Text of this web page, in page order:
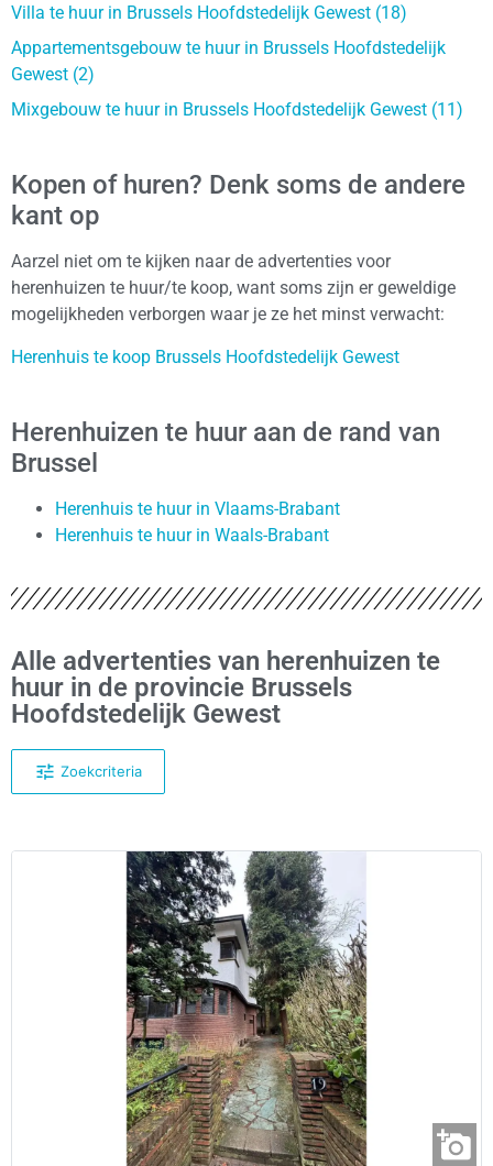
Villa te huur in Brussels Hoofdstedelijk Gewest (18)
Appartementsgebouw te huur in Brussels Hoofdstedelijk
Gewest (2)
Mixgebouw te huur in Brussels Hoofdstedelijk Gewest (11)
Kopen of huren? Denk soms de andere
kant op
Aarzel niet om te kijken naar de advertenties voor
herenhuizen te huur/te koop, want soms zijn er geweldige
mogelijkheden verborgen waar je ze het minst verwacht:
Herenhuis te koop Brussels Hoofdstedelijk Gewest
Herenhuizen te huur aan de rand van
Brussel
Herenhuis te huur in Vlaams-Brabant
Herenhuis te huur in Waals-Brabant
Alle advertenties van herenhuizen te
huur in de provincie Brussels
Hoofdstedelijk Gewest
Zoekcriteria